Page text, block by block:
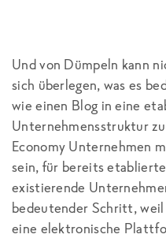
Und von Dümpeln kann
sich überlegen, was es
wie einen Blog in eine
Unternehmensstruktur
Economy Unternehmen
sein, für bereits
existierende
bedeutender Schritt,
eine elektronische